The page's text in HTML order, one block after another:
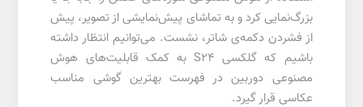
بزرگ‌نمایی کرد و به تماشای پیش‌نمایشی از تصویر، پیش
از فشردن دکمه‌ی شاتر، نشست. می‌توانیم انتظار داشته
باشیم که گلکسی S24 به کمک قابلیت‌های هوش
مصنوعی دوربین در فهرست بهترین گوشی مناسب
عکاسی قرار گیرد.